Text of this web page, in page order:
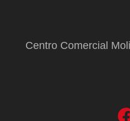
Centro Comercial